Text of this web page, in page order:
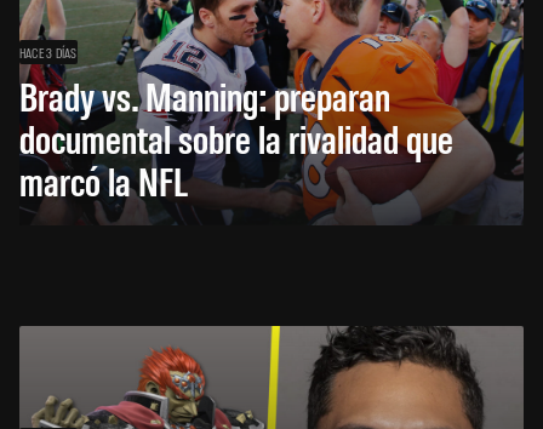
HACE 3 DÍAS
Brady vs. Manning: preparan
documental sobre la rivalidad que
marcó la NFL